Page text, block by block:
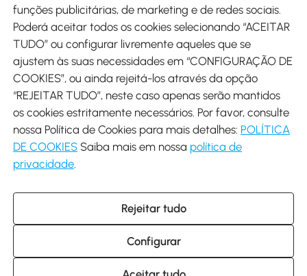
Envio
Descarregar Aosom App
Google Play
+34 931 294 512 (Seg-Sex das 7:30 às 16:30h)
info@aosom.pt
C/ Roc Gros, nº 15. 08550 Els Hostalets de Balenyà (Barcelona),
Espanha
© 2014-2026 SPANISH AOSOM SL (NIF: B66295775) Todos os
funções publicitárias, de marketing e de redes sociais.
Poderá aceitar todos os cookies selecionando “ACEITAR
TUDO” ou configurar livremente aqueles que se
ajustem às suas necessidades em “CONFIGURAÇÃO DE
COOKIES”, ou ainda rejeitá-los através da opção
“REJEITAR TUDO”, neste caso apenas serão mantidos
os cookies estritamente necessários. Por favor, consulte
nossa Política de Cookies para mais detalhes: POLÍTICA
DE COOKIES Saiba mais em nossa política de
privacidade
Rejeitar tudo
Configurar